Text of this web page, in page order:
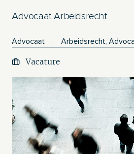
Advocaat Arbeidsrecht
Advocaat Arbeidsrecht,
Vacature